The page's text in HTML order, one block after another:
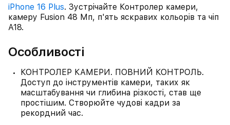
iPhone 16 Plus. Зустрічайте Контролер камери,
камеру Fusion 48 Мп, п'ять яскравих кольорів та чіп
A18.
Особливості
КОНТРОЛЕР КАМЕРИ. ПОВНИЙ КОНТРОЛЬ.
Доступ до інструментів камери, таких як
масштабування чи глибина різкості, став ще
простішим. Створюйте чудові кадри за
рекордний час.